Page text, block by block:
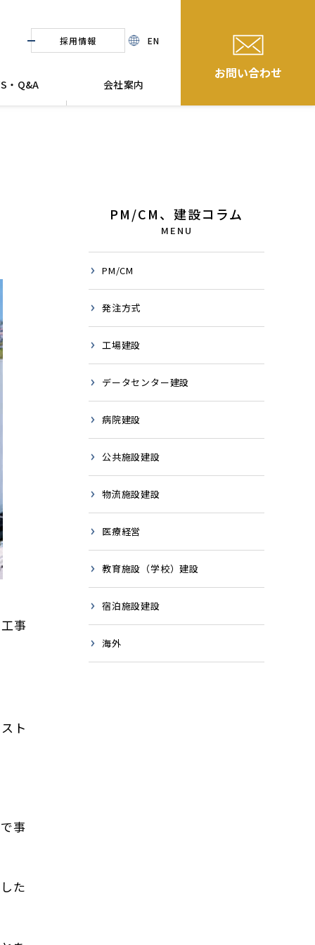
採用情報 EN
・Q&A 会社案内
お問い合わせ
事
ト
事
た
PM/CM、建設コラム
MENU
PM/CM
発注方式
工場建設
データセンター建設
病院建設
公共施設建設
物流施設建設
医療経営
教育施設（学校）建設
宿泊施設建設
海外